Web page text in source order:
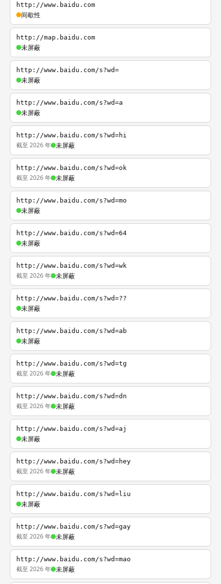
http://www.baidu.com
间歇性
http://map.baidu.com
未屏蔽
http://www.baidu.com/s?wd=
未屏蔽
http://www.baidu.com/s?wd=a
未屏蔽
http://www.baidu.com/s?wd=hi
截至 2026 年 未屏蔽
http://www.baidu.com/s?wd=ok
截至 2026 年 未屏蔽
http://www.baidu.com/s?wd=mo
未屏蔽
http://www.baidu.com/s?wd=64
未屏蔽
http://www.baidu.com/s?wd=wk
截至 2026 年 未屏蔽
http://www.baidu.com/s?wd=??
未屏蔽
http://www.baidu.com/s?wd=ab
未屏蔽
http://www.baidu.com/s?wd=tg
截至 2026 年 未屏蔽
http://www.baidu.com/s?wd=dn
截至 2026 年 未屏蔽
http://www.baidu.com/s?wd=aj
未屏蔽
http://www.baidu.com/s?wd=hey
截至 2026 年 未屏蔽
http://www.baidu.com/s?wd=liu
未屏蔽
http://www.baidu.com/s?wd=gay
截至 2026 年 未屏蔽
http://www.baidu.com/s?wd=mao
截至 2026 年 未屏蔽